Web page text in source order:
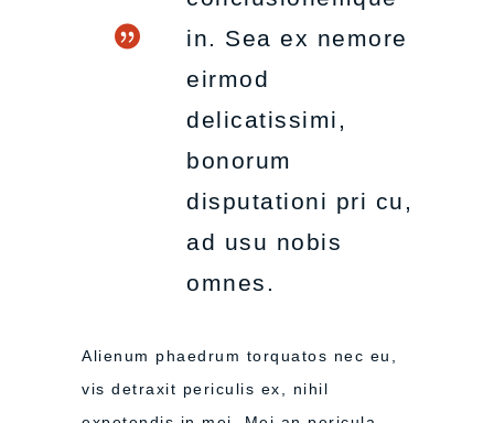
in. Sea ex nemore
eirmod
delicatissimi,
bonorum
disputationi pri cu,
ad usu nobis
omnes.
Alienum phaedrum torquatos nec eu,
vis detraxit periculis ex, nihil